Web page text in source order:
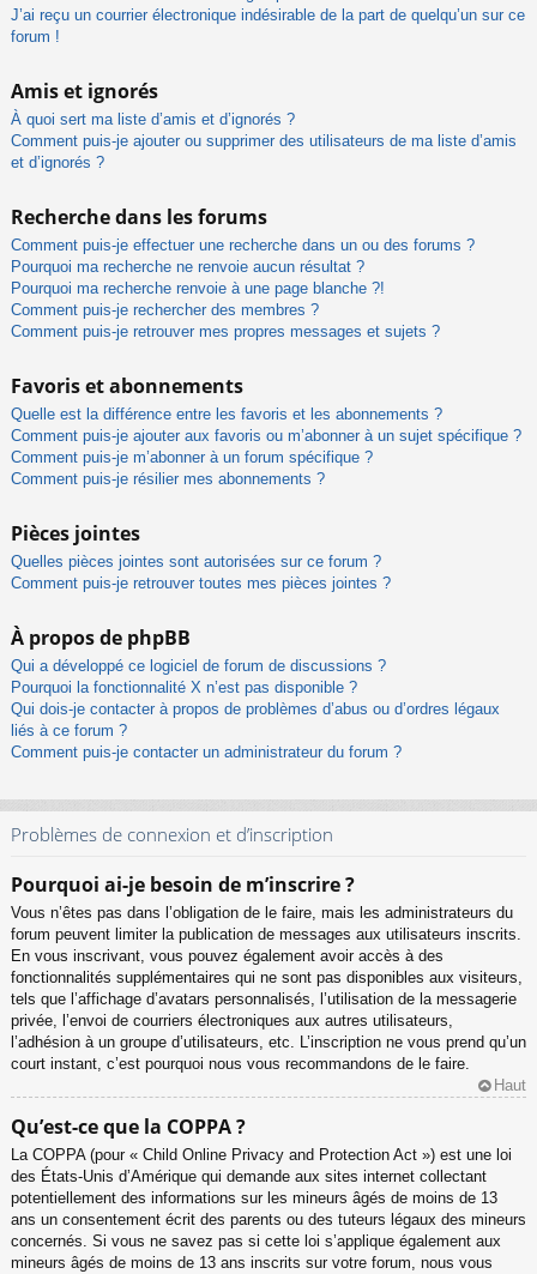
J’ai reçu un courrier électronique indésirable de la part de quelqu’un sur ce
forum !
Amis et ignorés
À quoi sert ma liste d’amis et d’ignorés ?
Comment puis-je ajouter ou supprimer des utilisateurs de ma liste d’amis
et d’ignorés ?
Recherche dans les forums
Comment puis-je effectuer une recherche dans un ou des forums ?
Pourquoi ma recherche ne renvoie aucun résultat ?
Pourquoi ma recherche renvoie à une page blanche ?!
Comment puis-je rechercher des membres ?
Comment puis-je retrouver mes propres messages et sujets ?
Favoris et abonnements
Quelle est la différence entre les favoris et les abonnements ?
Comment puis-je ajouter aux favoris ou m’abonner à un sujet spécifique ?
Comment puis-je m’abonner à un forum spécifique ?
Comment puis-je résilier mes abonnements ?
Pièces jointes
Quelles pièces jointes sont autorisées sur ce forum ?
Comment puis-je retrouver toutes mes pièces jointes ?
À propos de phpBB
Qui a développé ce logiciel de forum de discussions ?
Pourquoi la fonctionnalité X n’est pas disponible ?
Qui dois-je contacter à propos de problèmes d’abus ou d’ordres légaux
liés à ce forum ?
Comment puis-je contacter un administrateur du forum ?
Problèmes de connexion et d’inscription
Pourquoi ai-je besoin de m’inscrire ?
Vous n’êtes pas dans l’obligation de le faire, mais les administrateurs du
forum peuvent limiter la publication de messages aux utilisateurs inscrits.
En vous inscrivant, vous pouvez également avoir accès à des
fonctionnalités supplémentaires qui ne sont pas disponibles aux visiteurs,
tels que l’affichage d’avatars personnalisés, l’utilisation de la messagerie
privée, l’envoi de courriers électroniques aux autres utilisateurs,
l’adhésion à un groupe d’utilisateurs, etc. L’inscription ne vous prend qu’un
court instant, c’est pourquoi nous vous recommandons de le faire.
Haut
Qu’est-ce que la COPPA ?
La COPPA (pour « Child Online Privacy and Protection Act ») est une loi
des États-Unis d’Amérique qui demande aux sites internet collectant
potentiellement des informations sur les mineurs âgés de moins de 13
ans un consentement écrit des parents ou des tuteurs légaux des mineurs
concernés. Si vous ne savez pas si cette loi s’applique également aux
mineurs âgés de moins de 13 ans inscrits sur votre forum, nous vous